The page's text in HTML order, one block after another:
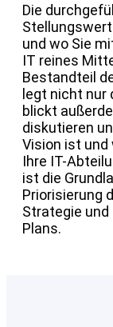
Die
und wo Sie
IT reines
Bestandteil
legt nicht nur
blickt
diskutieren
Vision ist und
Ihre IT-
ist die
Priorisierung
Strategie
Plans.